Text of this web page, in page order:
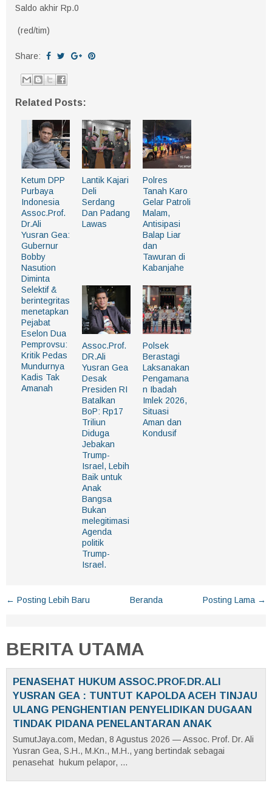
Saldo akhir Rp.0
(red/tim)
Share:
Related Posts:
Ketum DPP
Purbaya
Indonesia
Assoc.Prof.
Dr.Ali
Yusran Gea:
Gubernur
Bobby
Nasution
Diminta
Selektif &
berintegritas
menetapkan
Pejabat
Eselon Dua
Pemprovsu:
Kritik Pedas
Mundurnya
Kadis Tak
Amanah
Lantik Kajari
Deli
Serdang
Dan Padang
Lawas
Polres
Tanah Karo
Gelar Patroli
Malam,
Antisipasi
Balap Liar
dan
Tawuran di
Kabanjahe
Assoc.Prof.
DR.Ali
Yusran Gea
Desak
Presiden RI
Batalkan
BoP: Rp17
Triliun
Diduga
Jebakan
Trump-
Israel, Lebih
Baik untuk
Anak
Bangsa
Bukan
melegitimasi
Agenda
politik
Trump-
Israel.
Polsek
Berastagi
Laksanakan
Pengamana
n Ibadah
Imlek 2026,
Situasi
Aman dan
Kondusif
← Posting Lebih Baru Posting Lama →
Beranda
BERITA UTAMA
PENASEHAT HUKUM ASSOC.PROF.DR.ALI
YUSRAN GEA : TUNTUT KAPOLDA ACEH TINJAU
ULANG PENGHENTIAN PENYELIDIKAN DUGAAN
TINDAK PIDANA PENELANTARAN ANAK
SumutJaya.com, Medan, 8 Agustus 2026 — Assoc. Prof. Dr. Ali
Yusran Gea, S.H., M.Kn., M.H., yang bertindak sebagai
penasehat hukum pelapor, ...